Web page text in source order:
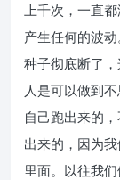
上千次，一直
产生任何的波
种子彻底断了
人是可以做到
自己跑出来的
出来的，因为
里面。以往我